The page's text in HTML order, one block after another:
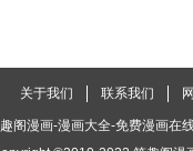
关于我们 联系我们
阁漫画-漫画大全-免费漫画在